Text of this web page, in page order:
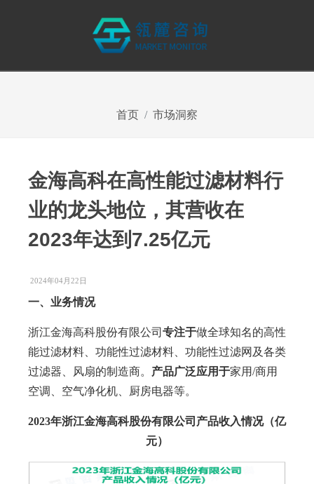
首页 市场洞察
金海高科在高性能过滤材料行
业的龙头地位，其营收在
2023年达到7.25亿元
2024年04月22日
一、业务情况
浙江金海高科股份有限公司 专注于做全球知名的高性
能过滤材料、功能性过滤材料、功能性过滤网及各类
过滤器、风扇的制造商。 产品广泛应用于家用/商用
空调、空气净化机、厨房电器等。
2023年浙江金海高科股份有限公司 产品收入情况（亿
元）